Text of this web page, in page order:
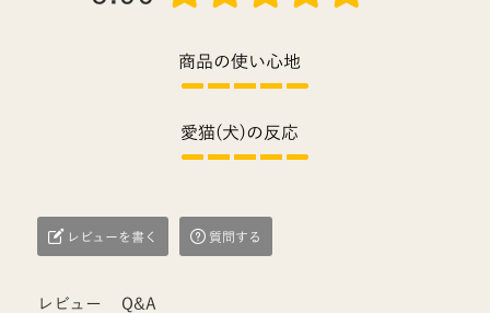
商品の使い心地
愛猫(犬)の反応
レビューを書く 質問する
レビュー Q&A